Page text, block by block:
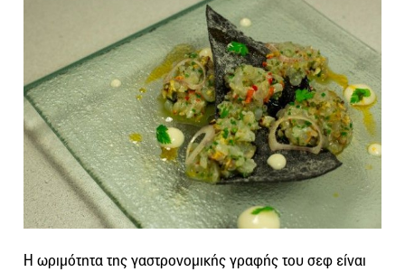
Η ωριμότητα της γαστρονομικής γραφής του σεφ είναι